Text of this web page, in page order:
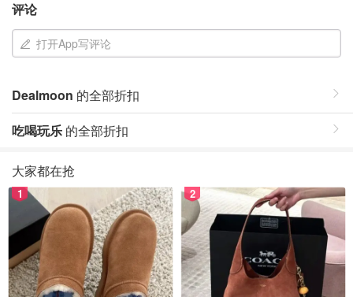
评论
打开App写评论
Dealmoon 的全部折扣
吃喝玩乐 的全部折扣
大家都在抢
1 2